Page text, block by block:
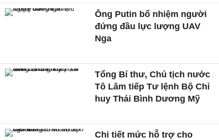
Ông Putin bổ nhiệm người
đứng đầu lực lượng UAV
Nga
Tổng Bí thư, Chủ tịch nước
Tô Lâm tiếp Tư lệnh Bộ Chỉ
huy Thái Bình Dương Mỹ
Chi tiết mức hỗ trợ cho